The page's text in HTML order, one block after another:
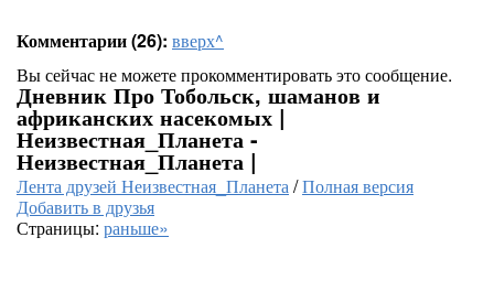
Комментарии (26): вверх^
Вы сейчас не можете прокомментировать это сообщение.
Дневник Про Тобольск, шаманов и
африканских насекомых |
Неизвестная_Планета -
Неизвестная_Планета |
Лента друзей Неизвестная_Планета/Полная версия
Добавить в друзья
Страницы: раньше»